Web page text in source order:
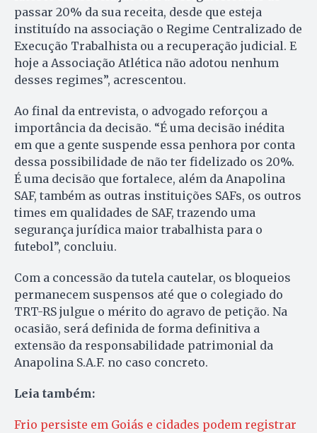
passar 20% da sua receita, desde que esteja
instituído na associação o Regime Centralizado de
Execução Trabalhista ou a recuperação judicial. E
hoje a Associação Atlética não adotou nenhum
desses regimes”, acrescentou.
Ao final da entrevista, o advogado reforçou a
importância da decisão. “É uma decisão inédita
em que a gente suspende essa penhora por conta
dessa possibilidade de não ter fidelizado os 20%.
É uma decisão que fortalece, além da Anapolina
SAF, também as outras instituições SAFs, os outros
times em qualidades de SAF, trazendo uma
segurança jurídica maior trabalhista para o
futebol”, concluiu.
Com a concessão da tutela cautelar, os bloqueios
permanecem suspensos até que o colegiado do
TRT-RS julgue o mérito do agravo de petição. Na
ocasião, será definida de forma definitiva a
extensão da responsabilidade patrimonial da
Anapolina S.A.F. no caso concreto.
Leia também:
Frio persiste em Goiás e cidades podem registrar